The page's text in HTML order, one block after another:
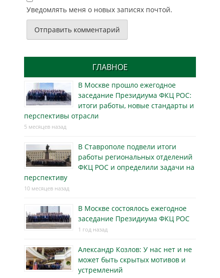
Уведомлять меня о новых записях почтой.
ГЛАВНОЕ
В Москве прошло ежегодное
заседание Президиума ФКЦ РОС:
итоги работы, новые стандарты и
перспективы отрасли
5 месяцев назад
В Ставрополе подвели итоги
работы региональных отделений
ФКЦ РОС и определили задачи на
перспективу
10 месяцев назад
В Москве состоялось ежегодное
заседание Президиума ФКЦ РОС
1 год назад
Александр Козлов: У нас нет и не
может быть скрытых мотивов и
устремлений